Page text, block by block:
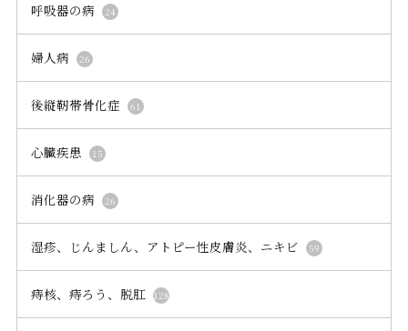
呼吸器の病 24
婦人病 26
後縦靭帯骨化症 61
心臓疾患 15
消化器の病 26
湿疹、じんましん、アトピー性皮膚炎、ニキビ 59
痔核、痔ろう、脱肛 128